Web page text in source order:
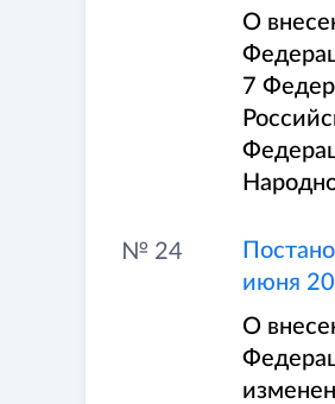
О
7
№ 24
июня
О